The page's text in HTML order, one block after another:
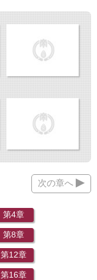
次の章へ ▶
第4章
第8章
第12章
第16章